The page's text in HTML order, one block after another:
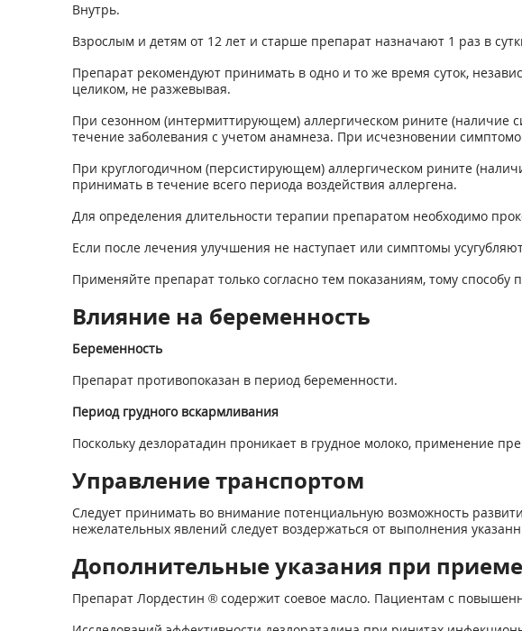
Внутрь.
Взрослым и детям от 12 лет и старше препарат назначают 1 раз в
Препарат рекомендуют принимать в одно и то же время суток,
целиком, не разжевывая.
При сезонном (интермиттирующем) аллергическом рините (наличие
течение заболевания с учетом анамнеза. При исчезновении
При круглогодичном (персистирующем) аллергическом рините
принимать в течение всего периода воздействия аллергена.
Для определения длительности терапии препаратом необходимо
Если после лечения улучшения не наступает или симптомы
Применяйте препарат только согласно тем показаниям, тому
Влияние на беременность
Беременность
Препарат противопоказан в период беременности.
Период грудного вскармливания
Поскольку дезлоратадин проникает в грудное молоко, применение
Управление транспортом
Следует принимать во внимание потенциальную возможность
нежелательных явлений следует воздержаться от выполнения
Дополнительные указания при
Препарат Лордестин ® содержит соевое масло. Пациентам с